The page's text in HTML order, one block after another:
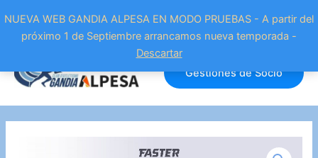
NUEVA WEB GANDIA ALPESA EN MODO PRUEBAS - A partir del
próximo 1 de Septiembre arrancamos nueva temporada -
Descartar
contenido
Gestiones de Socio